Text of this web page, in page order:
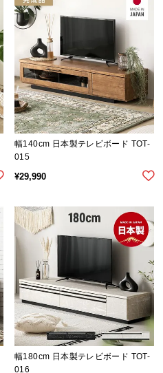
幅140cm 日本製テレビボード TOT-
015
¥29,990
幅180cm 日本製テレビボード TOT-
016